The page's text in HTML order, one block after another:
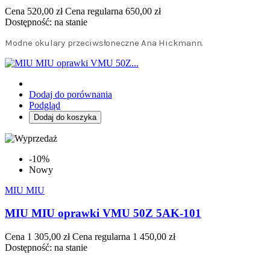
Cena 520,00 zł Cena regularna 650,00 zł
Dostępność: na stanie
Modne okulary przeciwsłoneczne Ana Hickmann.
Dodaj do porównania
Podgląd
Dodaj do koszyka
-10%
Nowy
MIU MIU
MIU MIU oprawki VMU 50Z 5AK-101
Cena 1 305,00 zł Cena regularna 1 450,00 zł
Dostępność: na stanie